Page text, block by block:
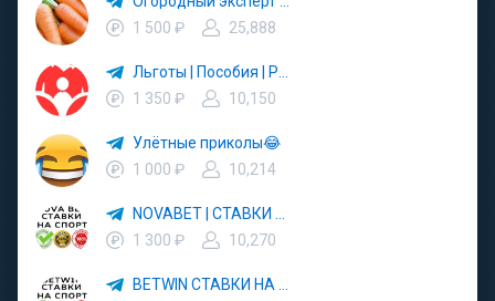
1 500 ₽
25,888
1 350 ₽
10,150
Улётные приколы😂
1 000 ₽
10,214
1 300 ₽
10,270